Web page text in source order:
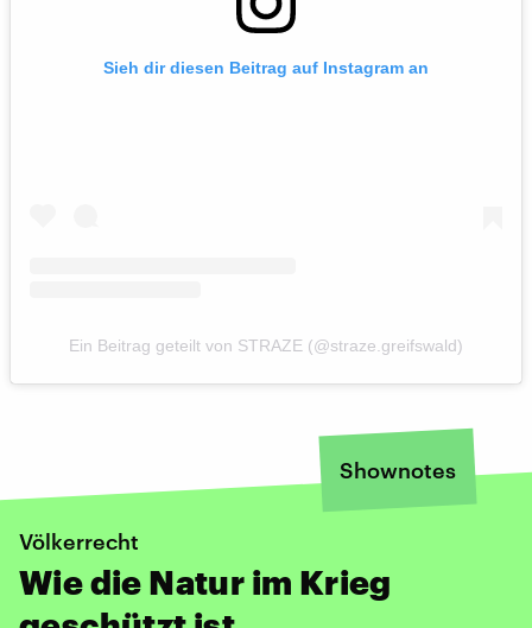
Sieh dir diesen Beitrag auf Instagram an
Ein Beitrag geteilt von STRAZE (@straze.greifswald)
Shownotes
Völkerrecht
Wie die Natur im Krieg